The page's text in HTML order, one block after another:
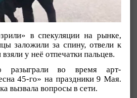
в спекуляции на рынке,
заложили за спину, отвели к
у неё отпечатки пальцев.
разыграли во время арт-
45-го» на праздники 9 Мая.
вызвала вопросы в сети.